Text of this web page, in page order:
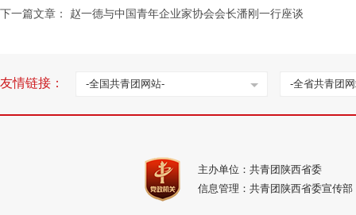
下一篇文章：
赵一德与中国青年企业家协会会长潘刚一行座谈
友情链接： -全国共青团网站- -全省共青团
主办单位：共青团陕西省委
信息管理：共青团陕西省委宣传部